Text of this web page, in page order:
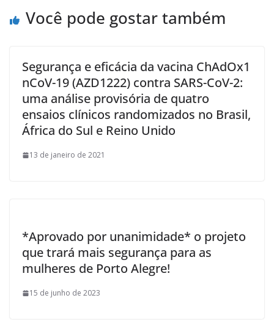
Você pode gostar também
Segurança e eficácia da vacina ChAdOx1
nCoV-19 (AZD1222) contra SARS-CoV-2:
uma análise provisória de quatro
ensaios clínicos randomizados no Brasil,
África do Sul e Reino Unido
13 de janeiro de 2021
*Aprovado por unanimidade* o projeto
que trará mais segurança para as
mulheres de Porto Alegre!
15 de junho de 2023